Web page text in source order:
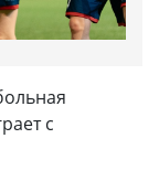
с